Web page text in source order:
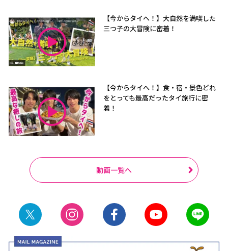
【今からタイへ！】大自然を満喫した
三つ子の大冒険に密着！
【今からタイへ！】食・宿・景色どれ
をとっても最高だったタイ旅行に密
着！
動画一覧へ